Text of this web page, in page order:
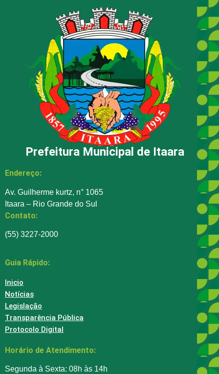
Prefeitura Municipal de Itaara
Endereço:
Av. Guilherme kurtz, n° 1065
Itaara – Rio Grande do Sul
Contato:
(55) 3227-2000
Guia Rápido:
Inicio
Notícias
Legislação
Transparência Pública
Protocolo Digital
Horário de Atendimento:
Segunda à Sexta: 08h às 14h